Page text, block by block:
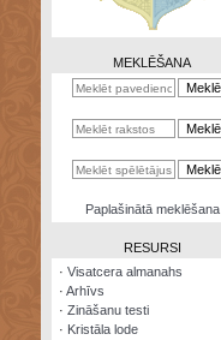
kalkulators
MEKLĒŠANA
Paplašinātā meklēšana
RESURSI
· Visatcera almanahs
· Arhīvs
· Zināšanu testi
· Kristāla lode